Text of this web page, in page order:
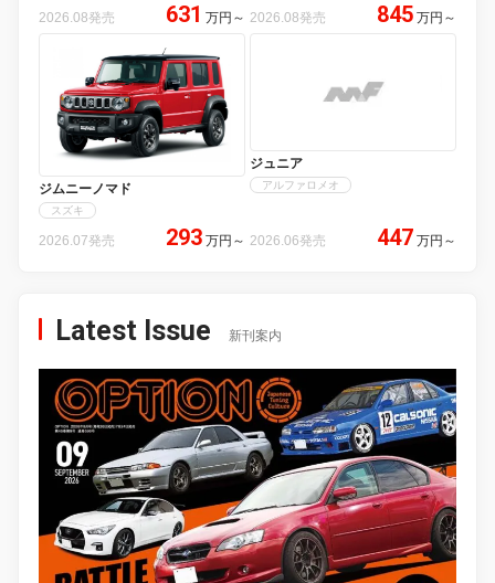
2026.08発売 631 万円 ～ 2026.08発売 845 万円 ～
ジムニーノマド
スズキ
2026.07発売 293 万円 ～
ジュニア
アルファロメオ
2026.06発売 447 万円 ～
Latest Issue 新刊案内